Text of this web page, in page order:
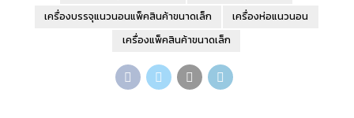
เครื่องบรรจุแนวนอนแพ็คสินค้าขนาดเล็ก
เครื่องห่อแนวนอน
เครื่องแพ็คสินค้าขนาดเล็ก